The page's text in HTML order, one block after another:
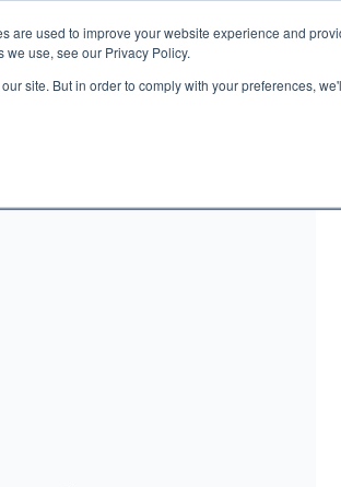
are used to improve your website experience and
use, see our Privacy Policy.
site. But in order to comply with your preferences,
Australia, or any other international countries, it's